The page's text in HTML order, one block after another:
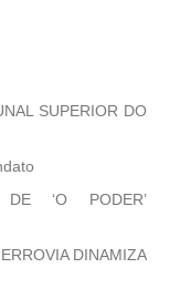
SUPERIOR DO
DE ‘O PODER’
DINAMIZA